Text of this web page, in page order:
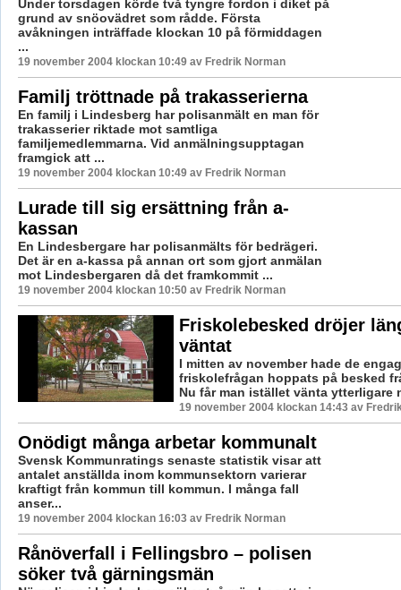
Under torsdagen körde två tyngre fordon i diket på
grund av snöovädret som rådde. Första
avåkningen inträffade klockan 10 på förmiddagen
...
19 november 2004 klockan 10:49 av Fredrik Norman
Familj tröttnade på trakasserierna
En familj i Lindesberg har polisanmält en man för
trakasserier riktade mot samtliga
familjemedlemmarna. Vid anmälningsupptagan
framgick att ...
19 november 2004 klockan 10:49 av Fredrik Norman
Lurade till sig ersättning från a-
kassan
En Lindesbergare har polisanmälts för bedrägeri.
Det är en a-kassa på annan ort som gjort anmälan
mot Lindesbergaren då det framkommit ...
19 november 2004 klockan 10:50 av Fredrik Norman
Friskolebesked dröjer
väntat
I mitten av november hade de
friskolefrågan hoppats på besked
Nu får man istället vänta ytterligare
19 november 2004 klockan 14:43 av
Onödigt många arbetar kommunalt
Svensk Kommunratings senaste statistik visar att
antalet anställda inom kommunsektorn varierar
kraftigt från kommun till kommun. I många fall
anser...
19 november 2004 klockan 16:03 av Fredrik Norman
Rånöverfall i Fellingsbro – polisen
söker två gärningsmän